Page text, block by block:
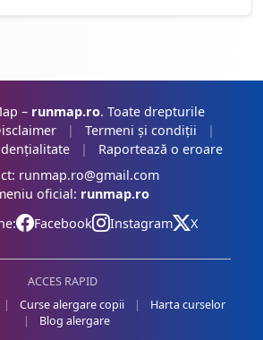
– runmap.ro. Toate drepturile
| Termeni și condiții
|
|
Raportează o eroare
runmap.ro@gmail.com
oficial: runmap.ro
Facebook Instagram X
ACCES RAPID
| Curse alergare copii |
Harta curselor
|
Blog alergare